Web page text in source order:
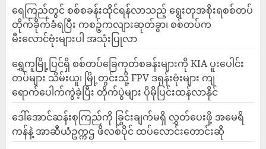
ရေကြည်တွင် စစ်စခန်းထိုင်ရန်လာသည့် ရွေးတုအစိုးရစစ်တပ်
တိုက်ခိုက်ခံရပြီး ကစဉ့်ကလျားဆုတ်ခွာ၊ စစ်တပ်က
မီးလောင်ဗုံးများပါ အသုံးပြုလာ
‎ရွှေကူမြို့ပြင်ရှိ စစ်တပ်ခြေကုတ်စခန်းများကို KIA ပူးပေါင်း
တပ်များ သိမ်းယူ၊ မြို့တွင်းသို့ FPV ဒရုန်းဗုံးများ ကျ
ရောက်ပေါက်ကွဲခဲ့ပြီး တိုက်ပွဲများ ပိုမိုပြင်းထန်လာနိုင်
ဒေါ်အောင်ဆန်းစုကြည်ကို ခြွင်းချက်မရှိ လွှတ်ပေးဖို့ အမေရိ
ကန်နဲ့ အာဆီယံဥက္ကဌ ဖိလစ်ပိုင် ထပ်လောင်းတောင်းဆို